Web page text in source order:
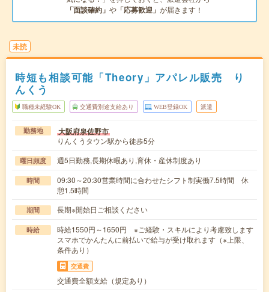
「面談確約」 や 「応募歓迎」 が届きます！
未読
時短も相談可能「Theory」アパレル販売 り
んくう
職種未経験OK 交通費別途支給あり WEB登録OK 派遣
勤務地 大阪府泉佐野市
りんくうタウン駅から徒歩5分
曜日頻度 週5日勤務,長期休暇あり,育休・産休制度あり
時間
09:30～20:30営業時間に合わせたシフト制実働7.5時間 休
憩1.5時間
期間 長期※開始日ご相談ください
時給
時給1550円～1650円 ※ご経験・スキルにより考慮致します
スマホでかんたんに前払いで給与が受け取れます（※上限、
条件あり）
交通費
交通費全額支給（規定あり）